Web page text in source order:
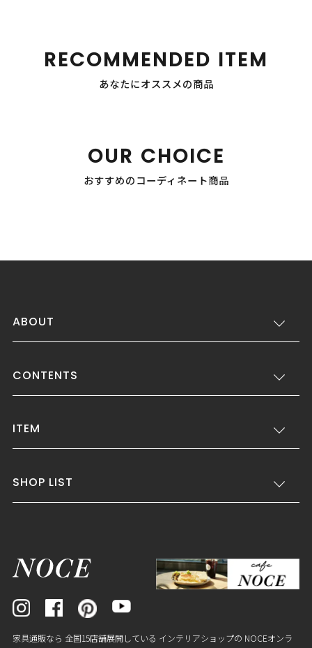
RECOMMENDED ITEM
あなたにオススメの商品
OUR CHOICE
おすすめのコーディネート商品
ABOUT
CONTENTS
ITEM
SHOP LIST
家具通販なら 全国15店舗展開している インテリアショップの NOCEオンラ